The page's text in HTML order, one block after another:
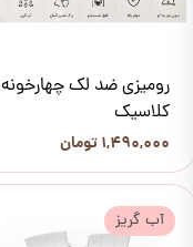
رومیزی ضد لک چهارخونه
کلاسیک
۱,۴۹۰,۰۰۰ تومان
آب گریز